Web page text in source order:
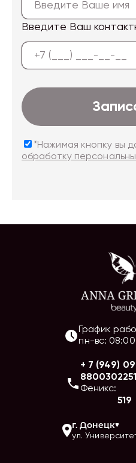
Введите Ваш
*Нажимая кнопку вы
обработку
График
пн-вс:08:00
+ 7 (949)
Феникс:
519
г. Донецк
ул.